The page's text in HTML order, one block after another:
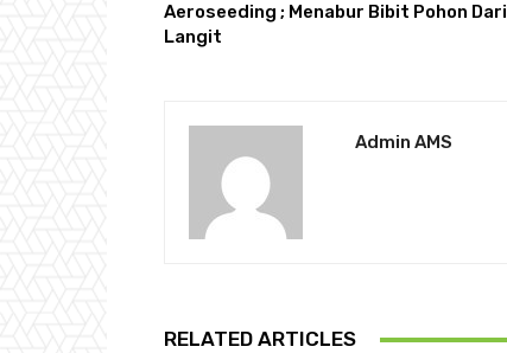
Aeroseeding ; Menabur Bibit Pohon Dari
Langit
Admin AMS
RELATED ARTICLES